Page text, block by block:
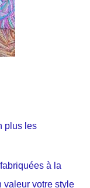
plus les
à la
valeur votre style